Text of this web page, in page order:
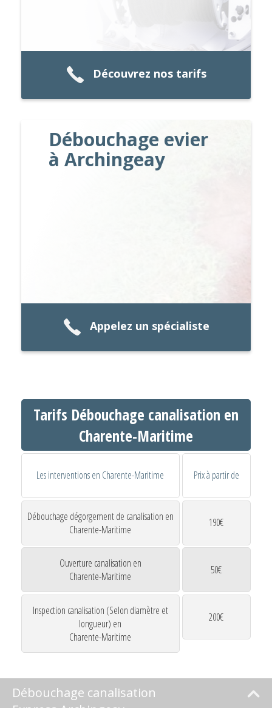
Découvrez nos tarifs
Débouchage evier
à Archingeay
Appelez un spécialiste
Tarifs Débouchage canalisation en
Charente-Maritime
Les interventions en Charente-Maritime Prix à partir de
Débouchage dégorgement de canalisation en
Charente-Maritime
190€
Ouverture canalisation en
Charente-Maritime
50€
Inspection canalisation (Selon diamètre et
longueur) en
Charente-Maritime
200€
Débouchage canalisation